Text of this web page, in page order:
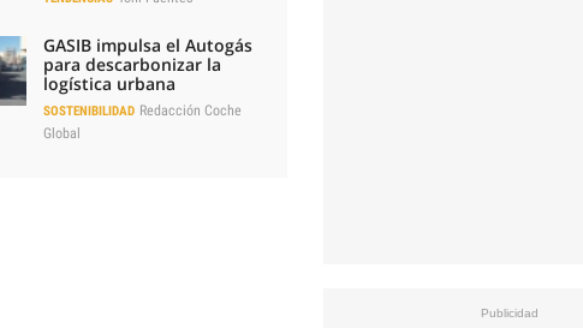
GASIB impulsa el Autogás
para descarbonizar la
logística urbana
SOSTENIBILIDAD Redacción Coche
Global